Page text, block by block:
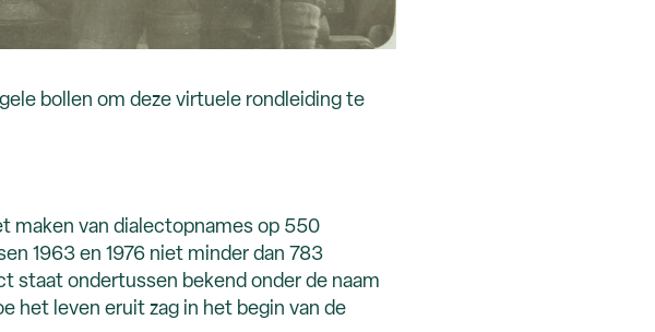
bollen om deze virtuele rondleiding te
maken van dialectopnames op 550
1963 en 1976 niet minder dan 783
staat ondertussen bekend onder de naam
het leven eruit zag in het begin van de